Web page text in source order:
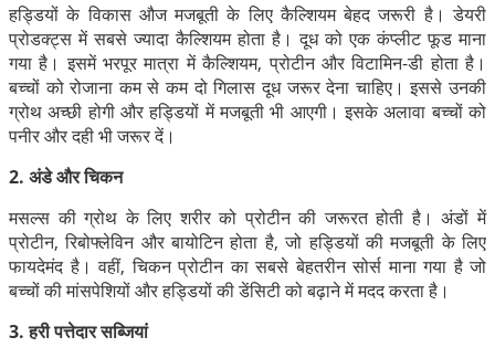
हड्डियों के विकास औज मजबूती के लिए कैल्शियम बेहद जरूरी है। डेयरी
प्रोडक्ट्स में सबसे ज्यादा कैल्शियम होता है। दूध को एक कंप्लीट फूड माना
गया है। इसमें भरपूर मात्रा में कैल्शियम, प्रोटीन और विटामिन-डी होता है।
बच्चों को रोजाना कम से कम दो गिलास दूध जरूर देना चाहिए। इससे उनकी
ग्रोथ अच्छी होगी और हड्डियों में मजबूती भी आएगी। इसके अलावा बच्चों को
पनीर और दही भी जरूर दें।
2. अंडे और चिकन
मसल्स की ग्रोथ के लिए शरीर को प्रोटीन की जरूरत होती है। अंडों में
प्रोटीन, रिबोफ्लेविन और बायोटिन होता है, जो हड्डियों की मजबूती के लिए
फायदेमंद है। वहीं, चिकन प्रोटीन का सबसे बेहतरीन सोर्स माना गया है जो
बच्चों की मांसपेशियों और हड्डियों की डेंसिटी को बढ़ाने में मदद करता है।
3. हरी पत्तेदार सब्जियां